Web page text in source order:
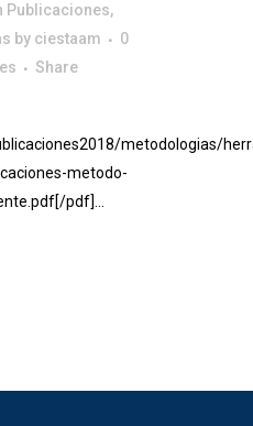
Publicaciones,
by ciestaam
0
Share
metodologias/
metodo-
pdf]...